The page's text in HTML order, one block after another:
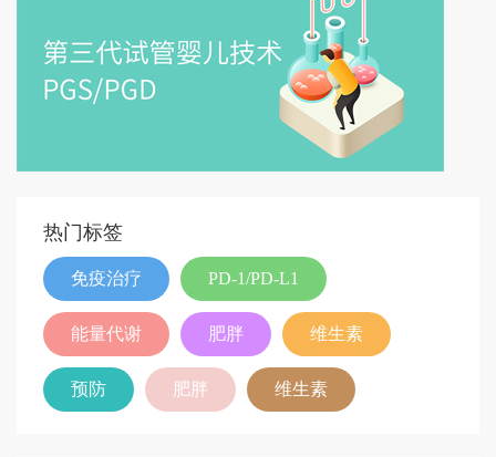
热门标签
免疫治疗 PD-1/PD-L1
能量代谢 肥胖 维生素
预防 肥胖 维生素